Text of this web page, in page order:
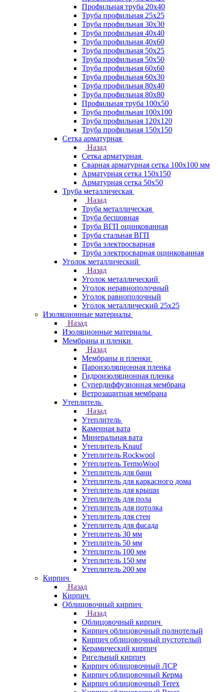
Профильная труба 20х40
Труба профильная 25х25
Труба профильная 30x30
Труба профильная 40х40
Труба профильная 40х60
Труба профильная 50х25
Труба профильная 50х50
Труба профильная 60x60
Труба профильная 60х30
Труба профильная 80х40
Труба профильная 80х80
Профильная труба 100х50
Труба профильная 100х100
Труба профильная 120х120
Труба профильная 150х150
Сетка арматурная
Назад
Сетка арматурная
Сварная арматурная сетка 100х100 мм
Арматурная сетка 150х150
Арматурная сетка 50х50
Труба металлическая
Назад
Труба металлическая
Труба бесшовная
Труба ВГП оцинкованная
Труба стальная ВГП
Труба электросварная
Труба электросварная оцинкованная
Уголок металлический
Назад
Уголок металлический
Уголок неравнополочный
Уголок равнополочный
Уголок металлический 25х25
Изоляционные материалы
Назад
Изоляционные материалы
Мембраны и пленки
Назад
Мембраны и пленки
Пароизоляционная пленка
Гидроизоляционная пленка
Супердиффузионная мембрана
Ветрозащитная мембрана
Утеплитель
Назад
Утеплитель
Каменная вата
Минеральная вата
Утеплитель Knauf
Утеплитель Rockwool
Утеплитель TermoWool
Утеплитель для бани
Утеплитель для каркасного дома
Утеплитель для крыши
Утеплитель для пола
Утеплитель для потолка
Утеплитель для стен
Утеплитель для фасада
Утеплитель 30 мм
Утеплитель 50 мм
Утеплитель 100 мм
Утеплитель 150 мм
Утеплитель 200 мм
Кирпич
Назад
Кирпич
Облицовочный кирпич
Назад
Облицовочный кирпич
Кирпич облицовочный полнотелый
Кирпич облицовочный пустотелый
Керамический кирпич
Ригельный кирпич
Кирпич облицовочный ЛСР
Кирпич облицовочный Керма
Кирпич облицовочный Terex